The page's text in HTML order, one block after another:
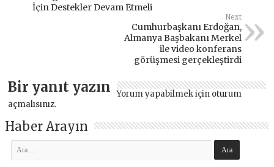
İçin Destekler Devam Etmeli
Next
Cumhurbaşkanı Erdoğan,
Almanya Başbakanı Merkel
ile video konferans
görüşmesi gerçekleştirdi
Bir yanıt yazın Yorum yapabilmek için oturum
açmalısınız.
Haber Arayın